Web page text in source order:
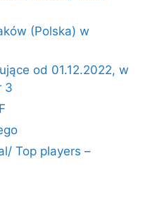
(Polska) w
od 01.12.2022, w
3
Top players –